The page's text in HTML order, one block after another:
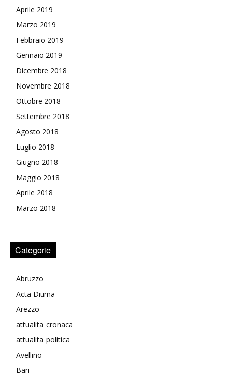
Aprile 2019
Marzo 2019
Febbraio 2019
Gennaio 2019
Dicembre 2018
Novembre 2018
Ottobre 2018
Settembre 2018
Agosto 2018
Luglio 2018
Giugno 2018
Maggio 2018
Aprile 2018
Marzo 2018
Categorie
Abruzzo
Acta Diurna
Arezzo
attualita_cronaca
attualita_politica
Avellino
Bari